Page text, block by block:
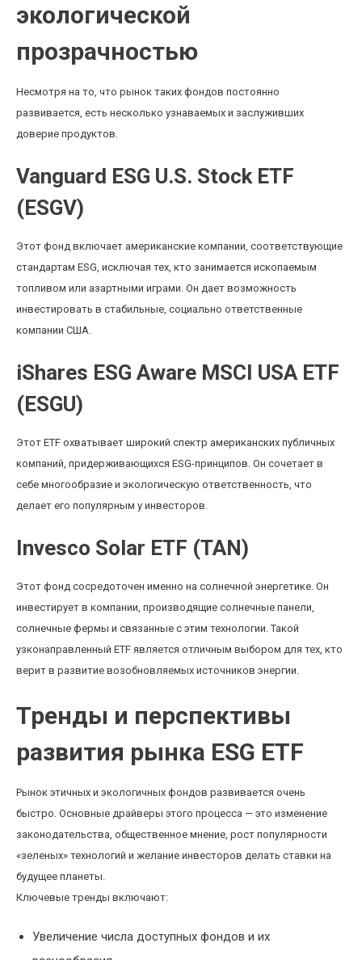
экологической
прозрачностью
Несмотря на то, что рынок таких фондов постоянно
развивается, есть несколько узнаваемых и заслуживших
доверие продуктов.
Vanguard ESG U.S. Stock ETF
(ESGV)
Этот фонд включает американские компании, соответствующие
стандартам ESG, исключая тех, кто занимается ископаемым
топливом или азартными играми. Он дает возможность
инвестировать в стабильные, социально ответственные
компании США.
iShares ESG Aware MSCI USA ETF
(ESGU)
Этот ETF охватывает широкий спектр американских публичных
компаний, придерживающихся ESG-принципов. Он сочетает в
себе многообразие и экологическую ответственность, что
делает его популярным у инвесторов.
Invesco Solar ETF (TAN)
Этот фонд сосредоточен именно на солнечной энергетике. Он
инвестирует в компании, производящие солнечные панели,
солнечные фермы и связанные с этим технологии. Такой
узконаправленный ETF является отличным выбором для тех, кто
верит в развитие возобновляемых источников энергии.
Тренды и перспективы
развития рынка ESG ETF
Рынок этичных и экологичных фондов развивается очень
быстро. Основные драйверы этого процесса — это изменение
законодательства, общественное мнение, рост популярности
«зеленых» технологий и желание инвесторов делать ставки на
будущее планеты.
Ключевые тренды включают:
Увеличение числа доступных фондов и их